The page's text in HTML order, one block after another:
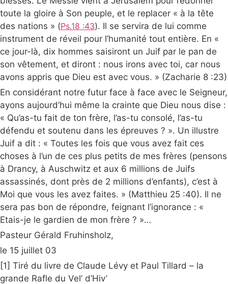
toute la gloire à Son peuple, et le replacer « à la tête
des nations » (Ps.18 :43). Il se servira de lui comme
instrument de réveil pour l’humanité tout entière. En «
ce jour-là, dix hommes saisiront un Juif par le pan de
son vêtement, et diront : nous irons avec toi, car nous
avons appris que Dieu est avec vous. » (Zacharie 8 :23)
En considérant notre futur face à face avec le Seigneur,
ayons aujourd’hui même la crainte que Dieu nous dise :
« Qu’as-tu fait de ton frère, l’as-tu consolé, l’as-tu
défendu et soutenu dans les épreuves ? ». Un illustre
Juif a dit : « Toutes les fois que vous avez fait ces
choses à l’un de ces plus petits de mes frères (pensons
à Drancy, à Auschwitz et aux 6 millions de Juifs
assassinés, dont près de 2 millions d’enfants), c’est à
Moi que vous les avez faites. » (Matthieu 25 :40). Il ne
sera pas bon de répondre, feignant l’ignorance : «
Etais-je le gardien de mon frère ? »…
Pasteur Gérald Fruhinsholz,
le 15 juillet 03
[1] Tiré du livre de Claude Lévy et Paul Tillard – la
grande Rafle du Vel’ d’Hiv’